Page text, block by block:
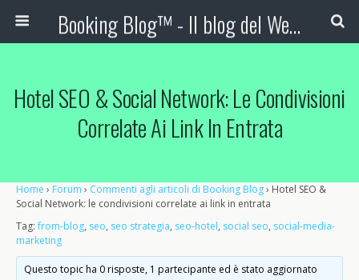
Booking Blog™ - Il blog del Web Marketing Turistico
Hotel SEO & Social Network: Le Condivisioni
Correlate Ai Link In Entrata
Home › Forum › Commenti agli articoli di Booking Blog› Hotel SEO &
Social Network: le condivisioni correlate ai link in entrata
Tag:from-blog, seo, seo strategia, seo-hotel, social seo, social-media-
marketing
Questo topic ha 0 risposte, 1 partecipante ed è stato aggiornato